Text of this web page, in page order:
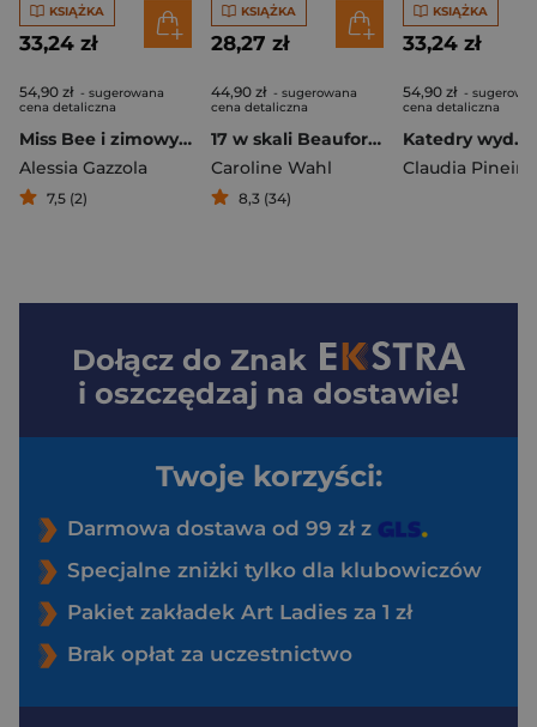
KSIĄŻKA
33,24 zł
54,90 zł - sugerowana
cena detaliczna
Miss Bee i zimowy książe. Miss Bee. Tom 2
Alessia Gazzola
7,5 (2)
KSIĄŻKA
28,27 zł
44,90 zł - sugerowana
cena detaliczna
17 w skali Beauforta
Caroline Wahl
8,3 (34)
KSIĄŻKA
33,24 zł
54,90 zł -
cena detaliczna
Katedry wyd. 2
Claudia Pineiro
Dołącz do Znak
i oszczędzaj na dostawie!
Twoje korzyści:
Darmowa dostawa od 99 zł z
Specjalne zniżki tylko dla klubowiczów
Pakiet zakładek Art Ladies za 1 zł
Brak opłat za uczestnictwo